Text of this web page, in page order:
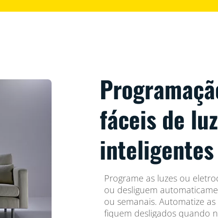
fáceis de
inteligentes
Programe as luzes ou
ou desliguem
ou semanais. Automatize
fiquem desligados quando